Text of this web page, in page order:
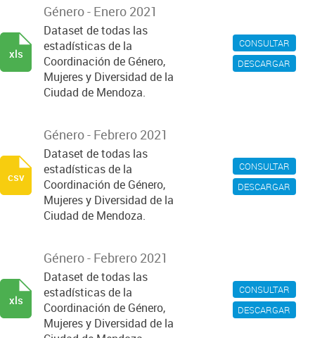
CONSULTAR
DESCARGAR
Género - Enero 2021
Dataset de todas las
estadísticas de la
Coordinación de Género,
Mujeres y Diversidad de la
Ciudad de Mendoza.
xls
CONSULTAR
DESCARGAR
Género - Febrero 2021
Dataset de todas las
estadísticas de la
Coordinación de Género,
Mujeres y Diversidad de la
Ciudad de Mendoza.
csv
CONSULTAR
DESCARGAR
Género - Febrero 2021
Dataset de todas las
estadísticas de la
Coordinación de Género,
Mujeres y Diversidad de la
xls